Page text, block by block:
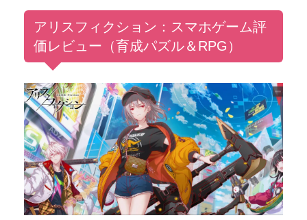
アリスフィクション：スマホゲーム評
価レビュー（育成パズル＆RPG）